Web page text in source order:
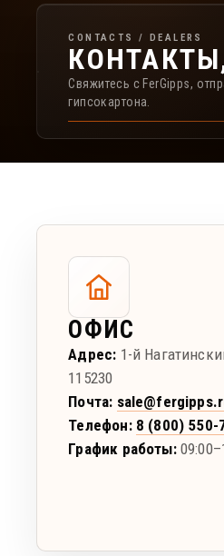
Контакты, офис и
CONTACTS / DEALERS
Свяжитесь с FerGipps,
гипсокартона.
ОФИС
Адрес: 1-й
115230
Почта:
Телефон: 8 (800) 550-
График работы: